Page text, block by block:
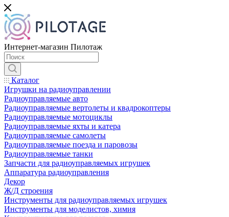
Интернет-магазин Пилотаж
Каталог
Игрушки на радиоуправлении
Радиоуправляемые авто
Радиоуправляемые вертолеты и квадрокоптеры
Радиоуправляемые мотоциклы
Радиоуправляемые яхты и катера
Радиоуправляемые самолеты
Радиоуправляемые поезда и паровозы
Радиоуправляемые танки
Запчасти для радиоуправляемых игрушек
Аппаратура радиоуправления
Декор
Ж/Д строения
Инструменты для радиоуправляемых игрушек
Инструменты для моделистов, химия